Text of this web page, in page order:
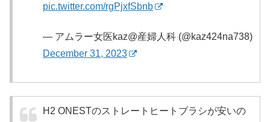
pic.twitter.com/rgPjxfSbnb
— アムラー女医kaz@産婦人科 (@kaz424na738)
December 31, 2023
H2 ONESTのストレートヒートブラシが安いの